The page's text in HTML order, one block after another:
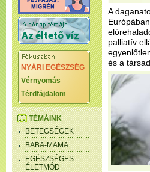
NYÁRI EGÉSZSÉG
Vérnyomás
Térdfájdalom
TÉMÁINK
BETEGSÉGEK
BABA-MAMA
EGÉSZSÉGES
ÉLETMÓD
A
palliatív
és a